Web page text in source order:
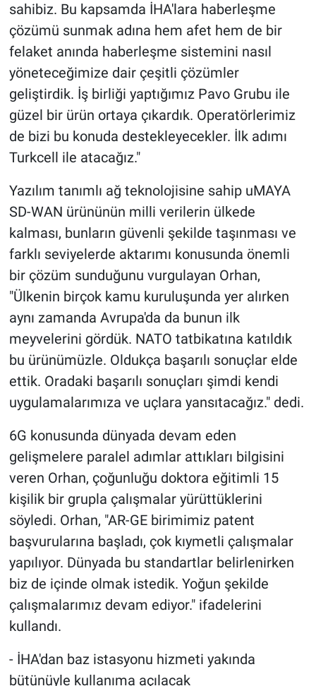
sahibiz. Bu kapsamda İHA'lara haberleşme
çözümü sunmak adına hem afet hem de bir
felaket anında haberleşme sistemini nasıl
yöneteceğimize dair çeşitli çözümler
geliştirdik. İş birliği yaptığımız Pavo Grubu ile
güzel bir ürün ortaya çıkardık. Operatörlerimiz
de bizi bu konuda destekleyecekler. İlk adımı
Turkcell ile atacağız."
Yazılım tanımlı ağ teknolojisine sahip uMAYA
SD-WAN ürününün milli verilerin ülkede
kalması, bunların güvenli şekilde taşınması ve
farklı seviyelerde aktarımı konusunda önemli
bir çözüm sunduğunu vurgulayan Orhan,
"Ülkenin birçok kamu kuruluşunda yer alırken
aynı zamanda Avrupa'da da bunun ilk
meyvelerini gördük. NATO tatbikatına katıldık
bu ürünümüzle. Oldukça başarılı sonuçlar elde
ettik. Oradaki başarılı sonuçları şimdi kendi
uygulamalarımıza ve uçlara yansıtacağız." dedi.
6G konusunda dünyada devam eden
gelişmelere paralel adımlar attıkları bilgisini
veren Orhan, çoğunluğu doktora eğitimli 15
kişilik bir grupla çalışmalar yürüttüklerini
söyledi. Orhan, "AR-GE birimimiz patent
başvurularına başladı, çok kıymetli çalışmalar
yapılıyor. Dünyada bu standartlar belirlenirken
biz de içinde olmak istedik. Yoğun şekilde
çalışmalarımız devam ediyor." ifadelerini
kullandı.
- İHA'dan baz istasyonu hizmeti yakında
bütünüyle kullanıma açılacak